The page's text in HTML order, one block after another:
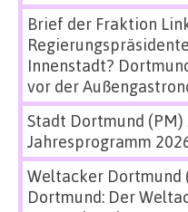
Brief der Fraktion
Innenstadt?
vor der
Stadt Dortmund (PM)
Jahresprogramm
Weltacker Dortmund
Dortmund: Der